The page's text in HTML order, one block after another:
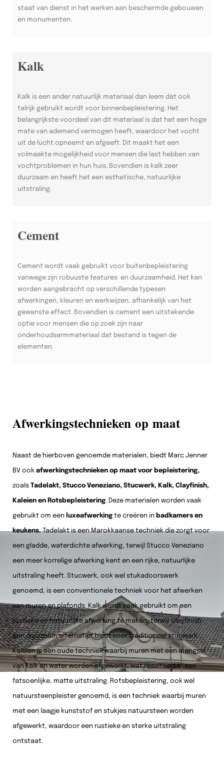
staat van dienst in het werken aan beschermde gebouwen
en monumenten.
Kalk
Kalk is een ander natuurlijk materiaal dan leem dat ook
talrijk gebruikt wordt voor binnenbepleistering. Het
belangrijkste voordeel van dit materiaal is dat het een hoge
mate van ademend vermogen heeft, waardoor het vocht
uit de lucht opneemt en afgeeft. Dit maakt het een
volmaakte mogelijkheid voor mensen die last hebben van
vochtproblemen in hun huis. Bovendien is kalk zeer
duurzaam en heeft het een esthetische, natuurlijke
uitstraling.
Cement
Cement wordt vaak gebruikt voor buitenbepleistering
vanwege zijn robuuste features en duurzaamheid. Het kan
worden aangebracht op verschillende typesen
afwerkingen, kleuren en werkwijzen, afhankelijk van het
gewenste effect. Bovendien is cement een uitstekende
optie voor mensen die op zoek zijn naar
onderhoudsarmmateriaal dat bestand is tegen de
elementen.
Afwerkingstechnieken op maat
Naast de hierboven genoemde materialen, biedt Marc Jenner
BV ook afwerkingstechnieken op maat voor bepleistering,
zoals Tadelakt, Stucco Veneziano, Stucwerk, Kalk, Clayfinish,
Kaleien en Rotsbepleistering. Deze materialen worden vaak
gebruikt om een luxeafwerking te creëren in badkamers en
keukens.Tadelakt is een Marokkaanse techniek die zorgt voor
een gladde, waterdichte afwerking, terwijl Stucco Veneziano
een meer korrelige afwerking kent en een rijke, natuurlijke
uitstraling heeft. Stucwerk, ook wel stukadoorswerk
genoemd, is een conventionele techniek voor het afwerken
van muren en plafonds. Kalk wordt vaak gebruikt om een
rustieke en natuurlijke afwerking te maken, terwijl Clayfinish
een duurzaam alternatief biedt voor traditioneel stucwerk.
Kaleien is een oude techniek waarbij muren met een mengsel
van kalk en water worden afgewerkt, wat resulteert in een
fatsoenlijke, matte uitstraling. Rotsbepleistering, ook wel
natuursteenpleister genoemd, is een techniek waarbij muren
met een laagje kunststof en stukjes natuursteen worden
afgewerkt, waardoor een rustieke en sterke uitstraling
ontstaat.